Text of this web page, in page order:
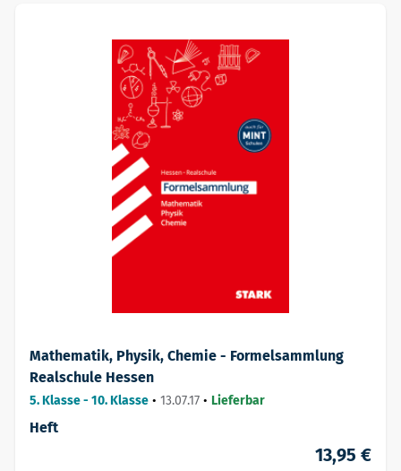
Mathematik, Physik, Chemie - Formelsammlung
Realschule Hessen
5. Klasse - 10. Klasse • 13.07.17 • Lieferbar
Heft
13,95 €